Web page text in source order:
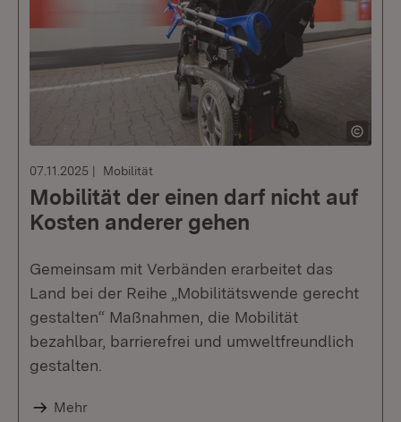
07.11.2025 Mobilität
Mobilität der einen darf nicht auf
Kosten anderer gehen
Gemeinsam mit Verbänden erarbeitet das
Land bei der Reihe „Mobilitätswende gerecht
gestalten“ Maßnahmen, die Mobilität
bezahlbar, barrierefrei und umweltfreundlich
gestalten.
Mehr